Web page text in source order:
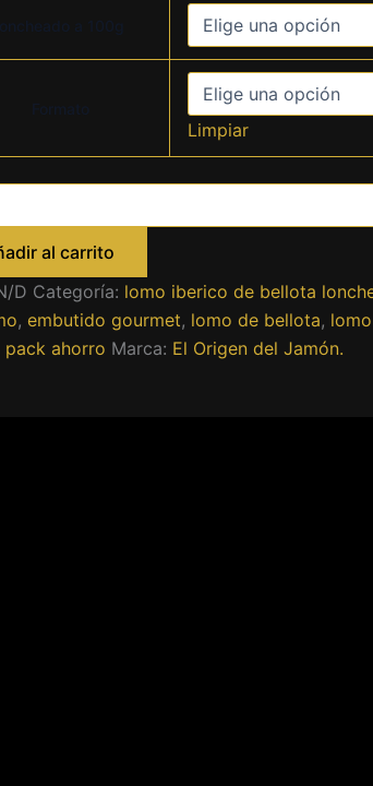
Limpiar
al carrito
D Categoría: lomo iberico de bellota
, embutido gourmet, lomo de bellota,
pack ahorro Marca: El Origen del Jamón.